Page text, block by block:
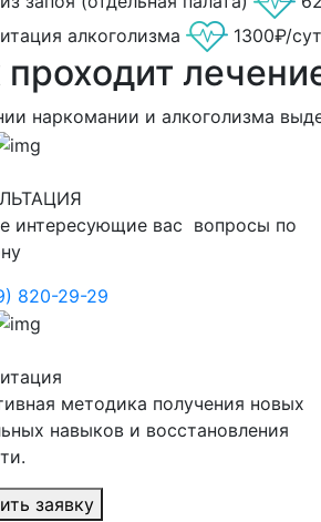
алкоголизма
1300₽/
проходит
наркомании и алкоголизма
интересующие вас вопросы по
820-29-29
методика получения новых
навыков и восстановления
заявку